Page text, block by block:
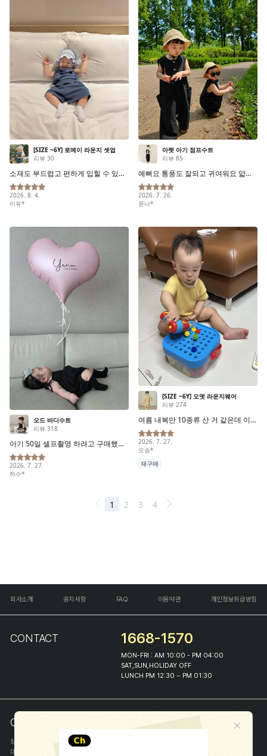
회사소개 공지사항 FAQ 이용약관 개인정보취급방침
CONTACT 1668-1570
MON-FRI : AM 10:00 - PM 04:00
SAT,SUN,HOLIDAY OFF
LUNCH PM 12:30 ~ PM 01:30
COMPANY INFO
상호
(주)해피프린스
대표